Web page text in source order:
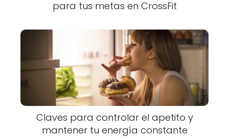
para tus metas en CrossFit
Claves para controlar el apetito y
mantener tu energía constante